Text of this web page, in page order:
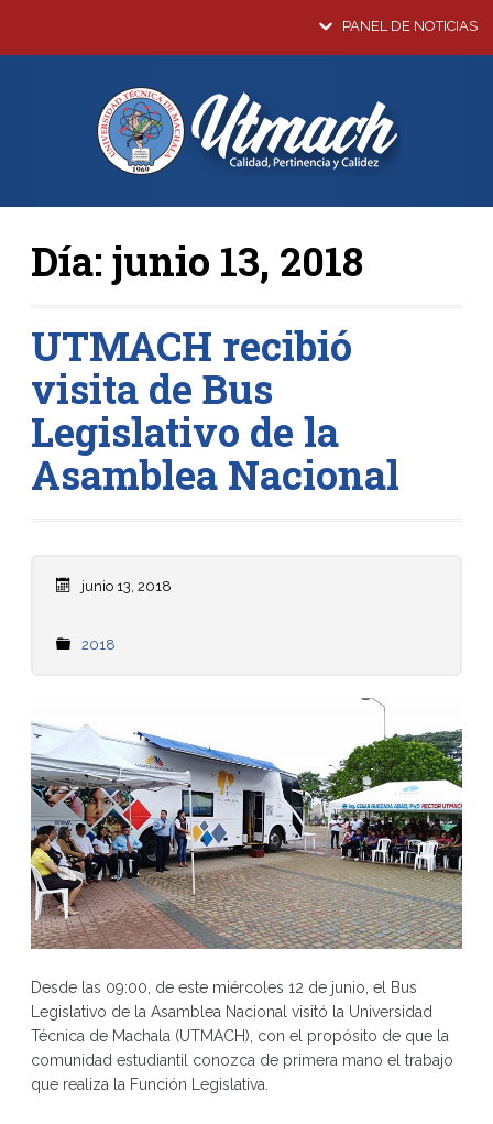
PANEL DE NOTICIAS
Día:junio 13, 2018
UTMACH recibió
visita de Bus
Legislativo de la
Asamblea Nacional
junio 13, 2018
2018
Desde las 09:00, de este miércoles 12 de junio, el Bus
Legislativo de la Asamblea Nacional visitó la Universidad
Técnica de Machala (UTMACH), con el propósito de que la
comunidad estudiantil conozca de primera mano el trabajo
que realiza la Función Legislativa.